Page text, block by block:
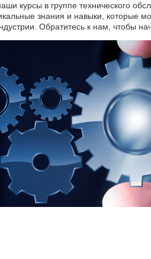
курсы в группе технического
знания и навыки, которые
Обратитесь к нам, чтобы